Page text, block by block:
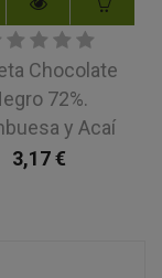
Chocolate
72%.
y Acaí
3,17€